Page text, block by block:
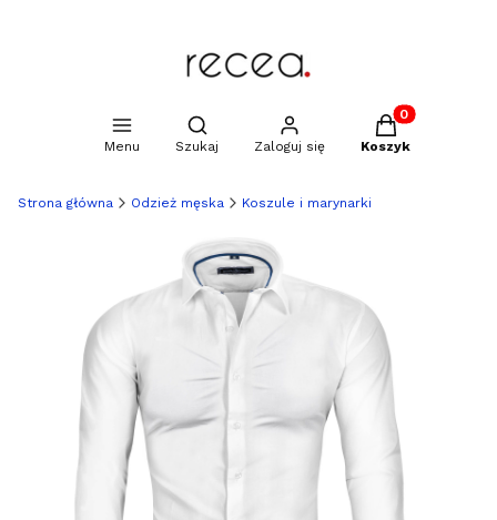
Menu
Otwórz wyszukiwarkę
Szukaj Zaloguj się
Produkty w
Koszyk
Strona główna Odzież męska Koszule i marynarki